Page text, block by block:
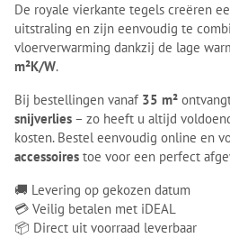
De royale vierkante tegels creëren
uitstraling en zijn eenvoudig te
vloerverwarming dankzij de lage
m²K/W.
Bij bestellingen vanaf 35 m²
snijverlies – zo heeft u altijd
kosten. Bestel eenvoudig online en
accessoires toe voor een perfect
🚚 Levering op gekozen datum
💳 Veilig betalen met iDEAL
📦 Direct uit voorraad leverbaar